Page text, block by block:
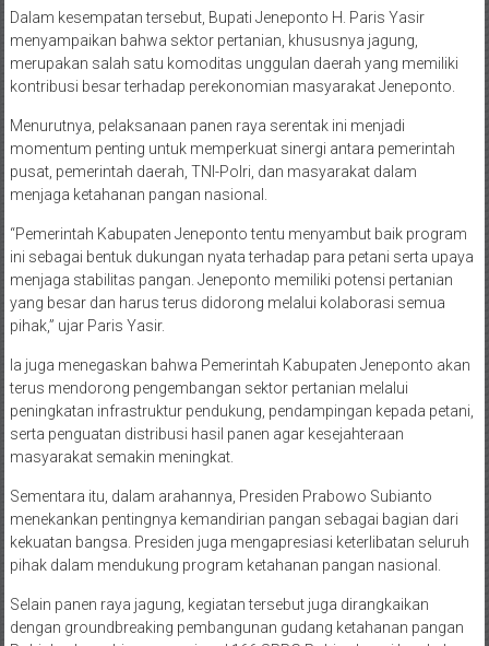
Dalam kesempatan tersebut, Bupati Jeneponto H. Paris Yasir
menyampaikan bahwa sektor pertanian, khususnya jagung,
merupakan salah satu komoditas unggulan daerah yang memiliki
kontribusi besar terhadap perekonomian masyarakat Jeneponto.
Menurutnya, pelaksanaan panen raya serentak ini menjadi
momentum penting untuk memperkuat sinergi antara pemerintah
pusat, pemerintah daerah, TNI-Polri, dan masyarakat dalam
menjaga ketahanan pangan nasional.
“Pemerintah Kabupaten Jeneponto tentu menyambut baik program
ini sebagai bentuk dukungan nyata terhadap para petani serta upaya
menjaga stabilitas pangan. Jeneponto memiliki potensi pertanian
yang besar dan harus terus didorong melalui kolaborasi semua
pihak,” ujar Paris Yasir.
Ia juga menegaskan bahwa Pemerintah Kabupaten Jeneponto akan
terus mendorong pengembangan sektor pertanian melalui
peningkatan infrastruktur pendukung, pendampingan kepada petani,
serta penguatan distribusi hasil panen agar kesejahteraan
masyarakat semakin meningkat.
Sementara itu, dalam arahannya, Presiden Prabowo Subianto
menekankan pentingnya kemandirian pangan sebagai bagian dari
kekuatan bangsa. Presiden juga mengapresiasi keterlibatan seluruh
pihak dalam mendukung program ketahanan pangan nasional.
Selain panen raya jagung, kegiatan tersebut juga dirangkaikan
dengan groundbreaking pembangunan gudang ketahanan pangan